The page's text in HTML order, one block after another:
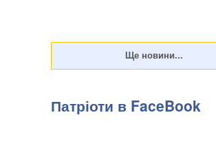
Патріоти в FaceBook